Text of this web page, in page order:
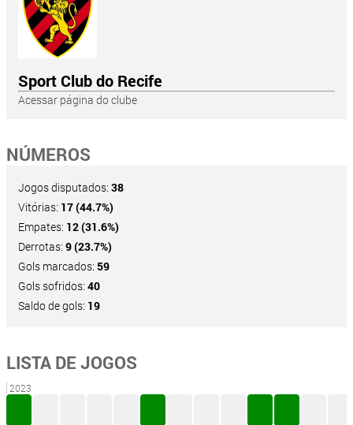
Sport Club do Recife
Acessar página do clube
NÚMEROS
Jogos disputados: 38
Vitórias: 17 (44.7%)
Empates: 12 (31.6%)
Derrotas: 9 (23.7%)
Gols marcados: 59
Gols sofridos: 40
Saldo de gols: 19
LISTA DE JOGOS
2023